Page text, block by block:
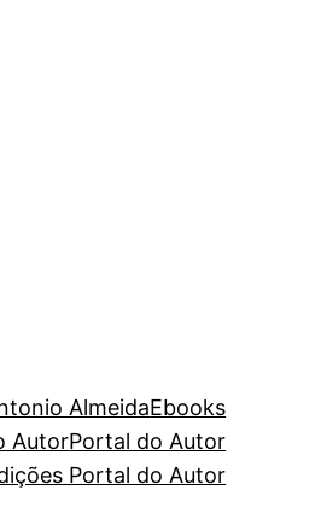
AlmeidaEbooks
AutorPortal do Autor
Portal do Autor